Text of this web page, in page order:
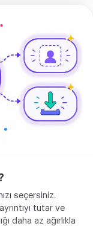
seçersiniz.
tutar ve
daha az ağırlıkla